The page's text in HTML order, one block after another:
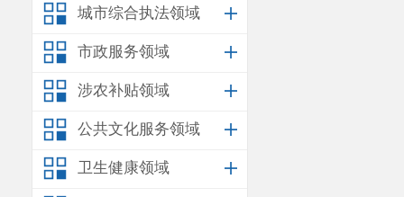
城市综合执法领域
市政服务领域
涉农补贴领域
公共文化服务领域
卫生健康领域